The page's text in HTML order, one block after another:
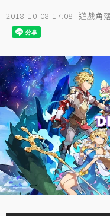
2018-10-08 17:08 遊戲角